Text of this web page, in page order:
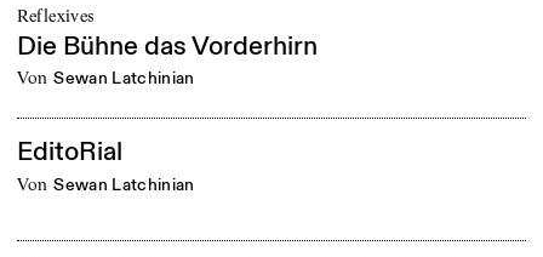
Reflexives
Die Bühne das Vorderhirn
von Sewan Latchinian
EditoRial
von Sewan Latchinian